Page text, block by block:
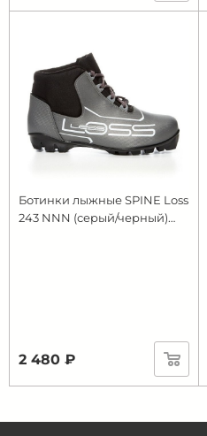
Ботинки лыжные SPINE Loss
243 NNN (серый/черный)
2 480 ₽